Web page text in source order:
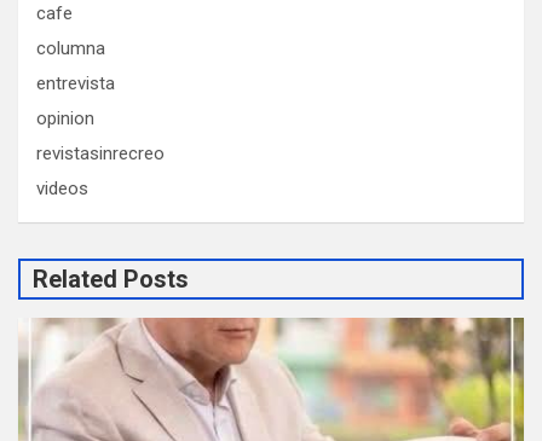
cafe
columna
entrevista
opinion
revistasinrecreo
videos
Related Posts